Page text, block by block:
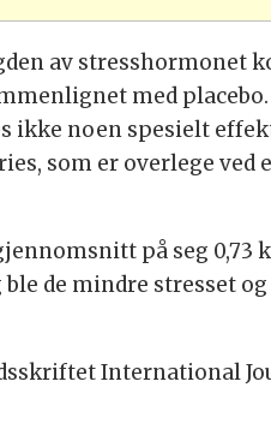
av stresshormonet
med
ikke noen spesielt
som er overlege ved
på seg 0,73
de mindre stresset
International